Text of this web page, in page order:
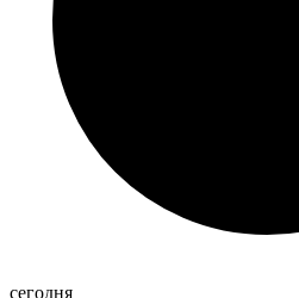
сегодня